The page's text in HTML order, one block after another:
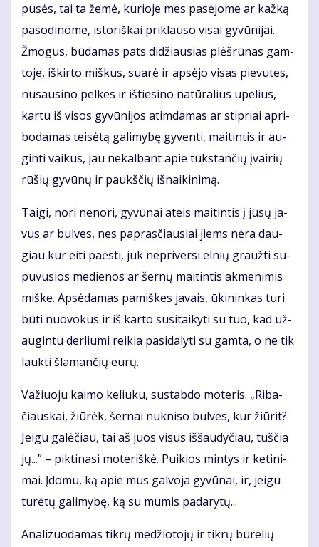
pu­sės, tai ta že­mė, ku­rio­je mes pa­sė­jo­me ar kaž­ką
pa­so­di­no­me, is­to­riš­kai pri­klau­so vi­sai gy­vū­ni­jai.
Žmo­gus, bū­da­mas pats di­džiau­sias plėš­rū­nas gam­
to­je, iš­kir­to miš­kus, su­arė ir ap­sė­jo vi­sas pie­vu­tes,
nu­sau­si­no pel­kes ir iš­tie­si­no na­tū­ra­lius upe­lius,
kar­tu iš vi­sos gy­vū­ni­jos at­im­da­mas ar stip­riai ap­ri­
bo­da­mas tei­sė­tą ga­li­my­bę gy­ven­ti, mai­tin­tis ir au­
gin­ti vai­kus, jau ne­kal­bant apie tūks­tan­čių įvai­rių
rū­šių gy­vū­nų ir paukš­čių iš­nai­ki­ni­mą.
Tai­gi, no­ri ne­no­ri, gy­vū­nai at­eis mai­tin­tis į jū­sų ja­
vus ar bul­ves, nes pa­pras­čiau­siai jiems nė­ra dau­
giau kur ei­ti pa­ės­ti, juk ne­pri­ver­si el­nių grauž­ti su­
pu­vu­sios me­die­nos ar šer­nų mai­tin­tis ak­me­ni­mis
miš­ke. Ap­sė­da­mas pa­miš­kes ja­vais, ūki­nin­kas tu­ri
bū­ti nuo­vo­kus ir iš kar­to su­si­tai­ky­ti su tuo, kad už­
au­gin­tu der­liu­mi rei­kia pa­si­da­ly­ti su gam­ta, o ne tik
lauk­ti šla­man­čių eu­rų.
Va­žiuo­ju kai­mo ke­liu­ku, su­stab­do mo­te­ris. „Ri­ba­
čiaus­kai, žiū­rėk, šer­nai nu­kni­so bul­ves, kur žiū­rit?
Jei­gu ga­lė­čiau, tai aš juos vi­sus iš­šau­dy­čiau, tuš­čia
jų...” – pik­ti­na­si mo­te­riš­kė. Pui­kios min­tys ir ke­ti­ni­
mai. Įdo­mu, ką apie mus gal­vo­ja gy­vū­nai, ir, jei­gu
tu­rė­tų ga­li­my­bę, ką su mu­mis pa­da­ry­tų...
Ana­li­zuo­da­mas tik­rų me­džio­to­jų ir tik­rų bū­re­lių